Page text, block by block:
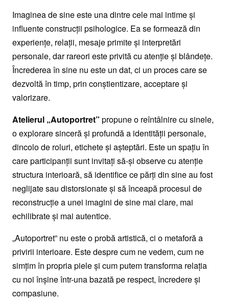
Imaginea de sine este una dintre cele mai intime și
influente construcții psihologice. Ea se formează din
experiențe, relații, mesaje primite și interpretări
personale, dar rareori este privită cu atenție și blândețe.
Încrederea în sine nu este un dat, ci un proces care se
dezvoltă în timp, prin conștientizare, acceptare și
valorizare.
Atelierul „Autoportret” propune o reîntâlnire cu sinele,
o explorare sinceră și profundă a identității personale,
dincolo de roluri, etichete și așteptări. Este un spațiu în
care participanții sunt invitați să-și observe cu atenție
structura interioară, să identifice ce părți din sine au fost
neglijate sau distorsionate și să înceapă procesul de
reconstrucție a unei imagini de sine mai clare, mai
echilibrate și mai autentice.
„Autoportret” nu este o probă artistică, ci o metaforă a
privirii interioare. Este despre cum ne vedem, cum ne
simțim în propria piele și cum putem transforma relația
cu noi înșine într-una bazată pe respect, încredere și
compasiune.